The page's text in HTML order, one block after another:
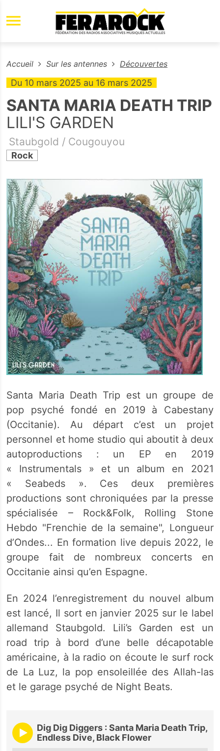
Aller au contenu principal
Accueil Sur les antennes Découvertes
Du 10 mars 2025 au 16 mars 2025
SANTA MARIA DEATH TRIP
LILI'S GARDEN
Staubgold / Cougouyou
Rock
Santa Maria Death Trip est un groupe de
pop psyché fondé en 2019 à Cabestany
(Occitanie). Au départ c’est un projet
personnel et home studio qui aboutit à deux
autoproductions : un EP en 2019
« Instrumentals » et un album en 2021
« Seabeds ». Ces deux premières
productions sont chroniquées par la presse
spécialisée – Rock&Folk, Rolling Stone
Hebdo "Frenchie de la semaine", Longueur
d’Ondes... En formation live depuis 2022, le
groupe fait de nombreux concerts en
Occitanie ainsi qu’en Espagne.
En 2024 l’enregistrement du nouvel album
est lancé, Il sort en janvier 2025 sur le label
allemand Staubgold. Lili’s Garden est un
road trip à bord d’une belle décapotable
américaine, à la radio on écoute le surf rock
de La Luz, la pop ensoleillée des Allah-las
et le garage psyché de Night Beats.
Dig Dig Diggers : Santa Maria Death Trip,
Endless Dive, Black Flower